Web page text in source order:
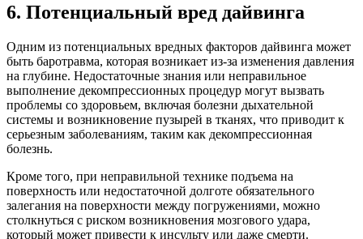
6. Потенциальный вред дайвинга
Одним из потенциальных вредных факторов дайвинга может
быть баротравма, которая возникает из-за изменения давления
на глубине. Недостаточные знания или неправильное
выполнение декомпрессионных процедур могут вызвать
проблемы со здоровьем, включая болезни дыхательной
системы и возникновение пузырей в тканях, что приводит к
серьезным заболеваниям, таким как декомпрессионная
болезнь.
Кроме того, при неправильной технике подъема на
поверхность или недостаточной долготе обязательного
залегания на поверхности между погружениями, можно
столкнуться с риском возникновения мозгового удара,
который может привести к инсульту или даже смерти.